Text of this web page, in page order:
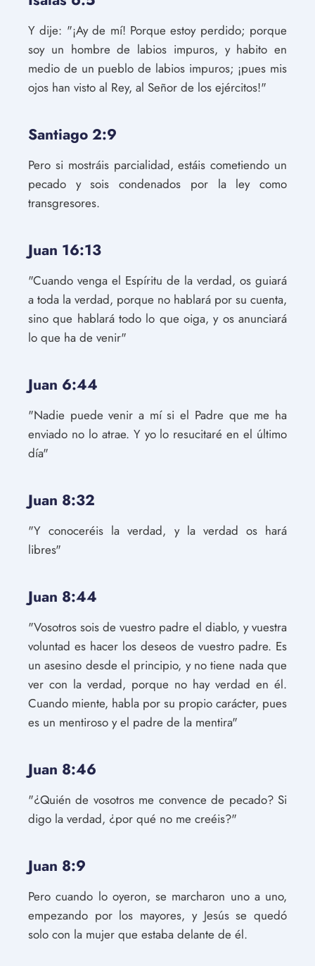
Y dije: "¡Ay de mí! Porque estoy perdido; porque
soy un hombre de labios impuros, y habito en
medio de un pueblo de labios impuros; ¡pues mis
ojos han visto al Rey, al Señor de los ejércitos!"
Santiago 2:9
Pero si mostráis parcialidad, estáis cometiendo un
pecado y sois condenados por la ley como
transgresores.
Juan 16:13
"Cuando venga el Espíritu de la verdad, os guiará
a toda la verdad, porque no hablará por su cuenta,
sino que hablará todo lo que oiga, y os anunciará
lo que ha de venir"
Juan 6:44
"Nadie puede venir a mí si el Padre que me ha
enviado no lo atrae. Y yo lo resucitaré en el último
día"
Juan 8:32
"Y conoceréis la verdad, y la verdad os hará
libres"
Juan 8:44
"Vosotros sois de vuestro padre el diablo, y vuestra
voluntad es hacer los deseos de vuestro padre. Es
un asesino desde el principio, y no tiene nada que
ver con la verdad, porque no hay verdad en él.
Cuando miente, habla por su propio carácter, pues
es un mentiroso y el padre de la mentira"
Juan 8:46
"¿Quién de vosotros me convence de pecado? Si
digo la verdad, ¿por qué no me creéis?"
Juan 8:9
Pero cuando lo oyeron, se marcharon uno a uno,
empezando por los mayores, y Jesús se quedó
solo con la mujer que estaba delante de él.